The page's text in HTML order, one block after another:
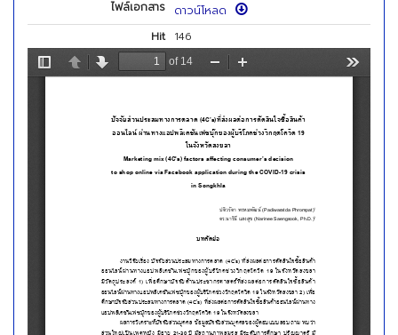
ไฟล์เอกสาร
ดาวน์โหลด
Hit
146